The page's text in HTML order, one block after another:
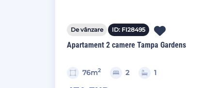
De vânzare ID: FI28495
Apartament 2 camere Tampa Gardens
76m2 2 1